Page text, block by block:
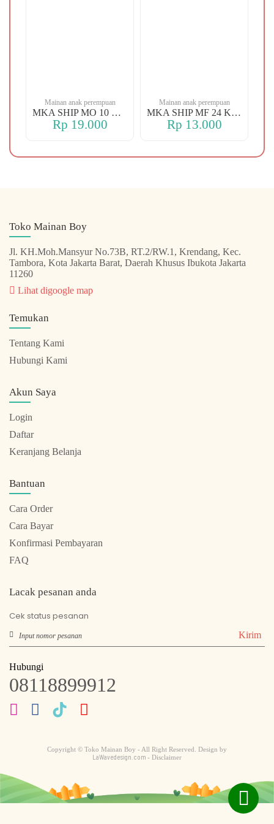
Mainan anak perempuan
MKA SHIP MO 10 CHERRY
Rp 19.000
Mainan anak perempuan
MKA SHIP MF 24 KERANJANG
Rp 13.000
Toko Mainan Boy
Jl. KH.Moh.Mansyur No.73B, RT.2/RW.1, Krendang, Kec.
Tambora, Kota Jakarta Barat, Daerah Khusus Ibukota Jakarta
11260
Lihat digoogle map
Temukan
Tentang Kami
Hubungi Kami
Akun Saya
Login
Daftar
Keranjang Belanja
Bantuan
Cara Order
Cara Bayar
Konfirmasi Pembayaran
FAQ
Lacak pesanan anda
Cek status pesanan
Kirim
Hubungi
08118899912
Copyright © Toko Mainan Boy - All Right Reserved. Design by
LaWavedesign.com - Disclaimer